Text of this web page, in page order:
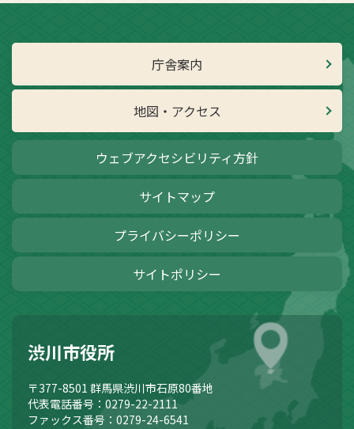
庁舎案内
地図・アクセス
ウェブアクセシビリティ方針
サイトマップ
プライバシーポリシー
サイトポリシー
渋川市役所
〒377-8501 群馬県渋川市石原80番地
代表電話番号：0279-22-2111
ファックス番号：0279-24-6541